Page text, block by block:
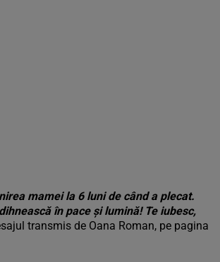
mamei la 6 luni de când a plecat.
în pace și lumină! Te iubesc,
transmis de Oana Roman, pe pagina